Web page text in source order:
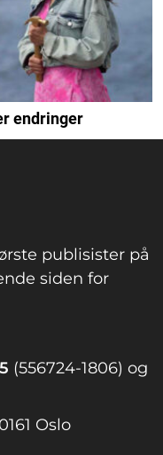
endringer
publisister på
siden for
(556724-1806) og
Oslo